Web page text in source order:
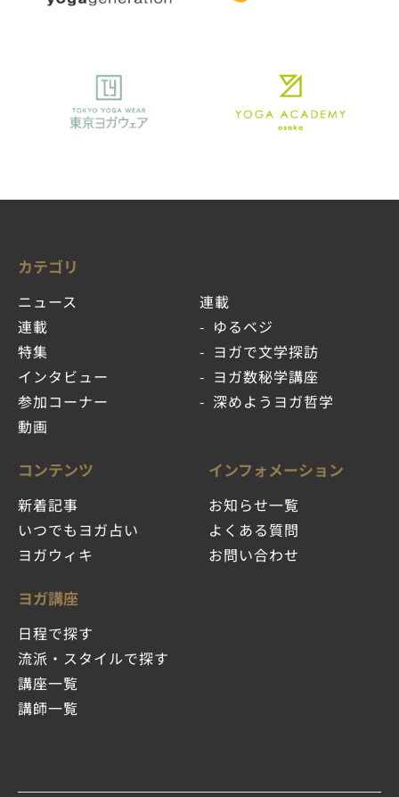
カテゴリ
ニュース
連載
特集
インタビュー
参加コーナー
動画
連載
ゆるベジ
ヨガで文学探訪
ヨガ数秘学講座
深めようヨガ哲学
コンテンツ
新着記事
いつでもヨガ占い
ヨガウィキ
ヨガ講座
日程で探す
流派・スタイルで探す
講座一覧
講師一覧
インフォメーション
お知らせ一覧
よくある質問
お問い合わせ